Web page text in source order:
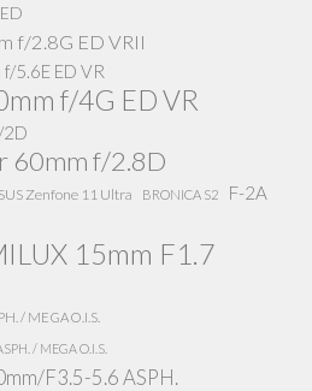
f/2.8G ED VRII
5.6E ED VR
f/4G ED VR
60mm f/2.8D
Zenfone 11 Ultra BRONICA S2 F-2A
15mm F1.7
/ MEGA O.I.S.
/ MEGA O.I.S.
F3.5-5.6 ASPH.